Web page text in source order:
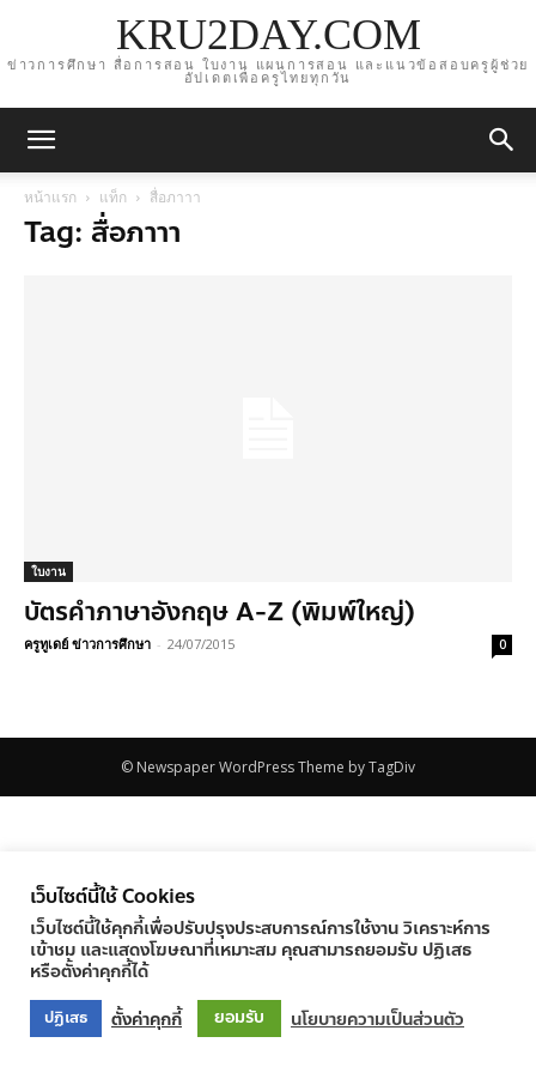
KRU2DAY.COM
ข่าวการศึกษา สื่อการสอน ใบงาน แผนการสอน และแนวข้อสอบครูผู้ช่วย
อัปเดตเพื่อครูไทยทุกวัน
หน้าแรก แท็ก สื่อภาาา
Tag: สื่อภาาา
ใบงาน
บัตรคำภาษาอังกฤษ A-Z (พิมพ์ใหญ่)
ครูทูเดย์ ข่าวการศึกษา - 24/07/2015 0
© Newspaper WordPress Theme by TagDiv
เว็บไซต์นี้ใช้ Cookies
เว็บไซต์นี้ใช้คุกกี้เพื่อปรับปรุงประสบการณ์การใช้งาน วิเคราะห์การ
เข้าชม และแสดงโฆษณาที่เหมาะสม คุณสามารถยอมรับ ปฏิเสธ
หรือตั้งค่าคุกกี้ได้
ปฏิเสธ ตั้งค่าคุกกี้ ยอมรับ นโยบายความเป็นส่วนตัว